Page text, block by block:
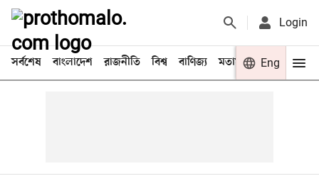
Login
সর্বশেষ বাংলাদেশ রাজনীতি বিশ্ব বাণিজ্য মতামত খেলা
Eng